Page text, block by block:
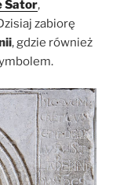
Sator,
zabiorę
, gdzie również